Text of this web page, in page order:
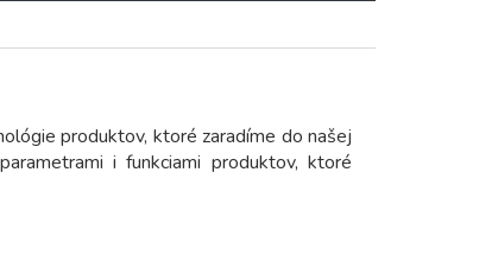
produktov, ktoré zaradíme do našej
i funkciami produktov, ktoré